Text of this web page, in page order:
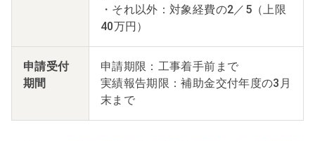
・それ以外：対象経費の2／5（上限
40万円）
申請受付
期間
申請期限：工事着手前まで
実績報告期限：補助金交付年度の3月
末まで